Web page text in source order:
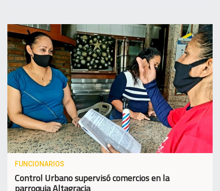
FUNCIONARIOS
Control Urbano supervisó comercios en la
parroquia Altagracia